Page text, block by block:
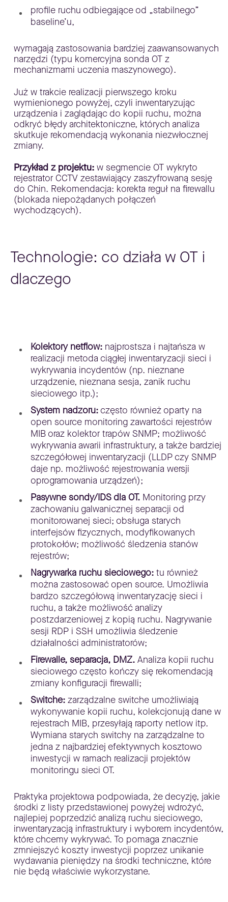
profile ruchu odbiegające od „stabilnego”
baseline’u,
wymagają zastosowania bardziej zaawansowanych
narzędzi (typu komercyjna sonda OT z
mechanizmami uczenia maszynowego).
Już w trakcie realizacji pierwszego kroku
wymienionego powyżej, czyli inwentaryzując
urządzenia i zaglądając do kopii ruchu, można
odkryć błędy architektoniczne, których analiza
skutkuje rekomendacją wykonania niezwłocznej
zmiany.
Przykład z projektu:w segmencie OT wykryto
rejestrator CCTV zestawiający zaszyfrowaną sesję
do Chin. Rekomendacja: korekta reguł na firewallu
(blokada niepożądanych połączeń
wychodzących).
Technologie: co działa w OT i
dlaczego
Kolektory netflow:najprostsza i najtańsza w
realizacji metoda ciągłej inwentaryzacji sieci i
wykrywania incydentów (np. nieznane
urządzenie, nieznana sesja, zanik ruchu
sieciowego itp.);
System nadzoru:często również oparty na
open source monitoring zawartości rejestrów
MIB oraz kolektor trapów SNMP; możliwość
wykrywania awarii infrastruktury, a także bardziej
szczegółowej inwentaryzacji (LLDP czy SNMP
daje np. możliwość rejestrowania wersji
oprogramowania urządzeń);
Pasywne sondy/IDS dla OT. Monitoring przy
zachowaniu galwanicznej separacji od
monitorowanej sieci; obsługa starych
interfejsów fizycznych, modyfikowanych
protokołów; możliwość śledzenia stanów
rejestrów;
Nagrywarka ruchu sieciowego: tu również
można zastosować open source. Umożliwia
bardzo szczegółową inwentaryzację sieci i
ruchu, a także możliwość analizy
postzdarzeniowej z kopią ruchu. Nagrywanie
sesji RDP i SSH umożliwia śledzenie
działalności administratorów;
Firewalle, separacja, DMZ. Analiza kopii ruchu
sieciowego często kończy się rekomendacją
zmiany konfiguracji firewalli;
Switche:zarządzalne switche umożliwiają
wykonywanie kopii ruchu, kolekcjonują dane w
rejestrach MIB, przesyłają raporty netlow itp.
Wymiana starych switchy na zarządzalne to
jedna z najbardziej efektywnych kosztowo
inwestycji w ramach realizacji projektów
monitoringu sieci OT.
Praktyka projektowa podpowiada, że decyzję, jakie
środki z listy przedstawionej powyżej wdrożyć,
najlepiej poprzedzić analizą ruchu sieciowego,
inwentaryzacją infrastruktury i wyborem incydentów,
które chcemy wykrywać. To pomaga znacznie
zmniejszyć koszty inwestycji poprzez unikanie
wydawania pieniędzy na środki techniczne, które
nie będą właściwie wykorzystane.